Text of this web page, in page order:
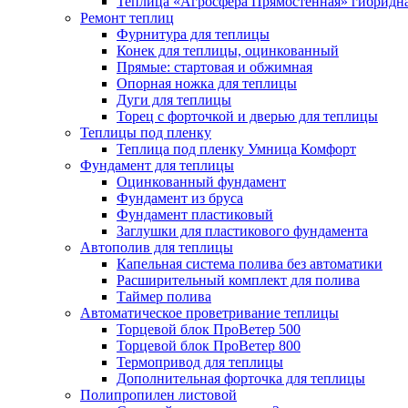
Ремонт теплиц
Фурнитура для теплицы
Конек для теплицы, оцинкованный
Прямые: стартовая и обжимная
Опорная ножка для теплицы
Дуги для теплицы
Торец с форточкой и дверью для теплицы
Теплицы под пленку
Теплица под пленку Умница Комфорт
Фундамент для теплицы
Оцинкованный фундамент
Фундамент из бруса
Фундамент пластиковый
Заглушки для пластикового фундамента
Автополив для теплицы
Капельная система полива без автоматики
Расширительный комплект для полива
Таймер полива
Автоматическое проветривание теплицы
Торцевой блок ПроВетер 500
Торцевой блок ПроВетер 800
Термопривод для теплицы
Дополнительная форточка для теплицы
Полипропилен листовой